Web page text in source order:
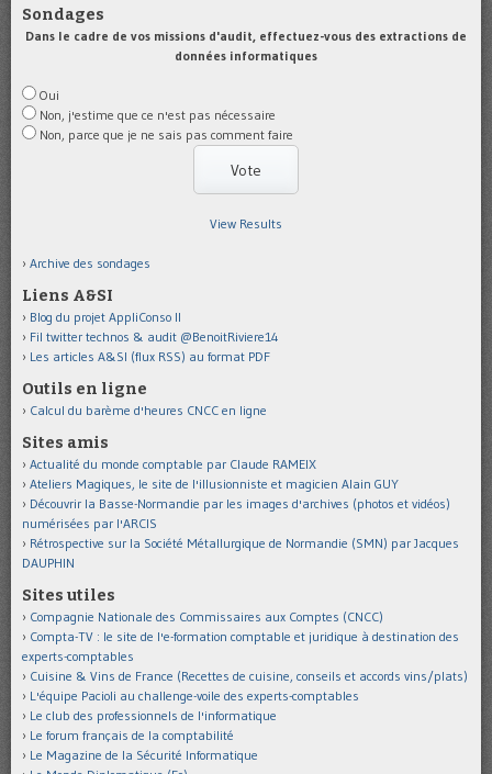
Sondages
Dans le cadre de vos missions d'audit, effectuez-vous des extractions de
données informatiques
Oui
Non, j'estime que ce n'est pas nécessaire
Non, parce que je ne sais pas comment faire
View Results
Archive des sondages
Liens A&SI
Blog du projet AppliConso II
Fil twitter technos & audit @BenoitRiviere14
Les articles A&SI (flux RSS) au format PDF
Outils en ligne
Calcul du barème d'heures CNCC en ligne
Sites amis
Actualité du monde comptable par Claude RAMEIX
Ateliers Magiques, le site de l'illusionniste et magicien Alain GUY
Découvrir la Basse-Normandie par les images d'archives (photos et vidéos)
numérisées par l'ARCIS
Rétrospective sur la Société Métallurgique de Normandie (SMN) par Jacques
DAUPHIN
Sites utiles
Compagnie Nationale des Commissaires aux Comptes (CNCC)
Compta-TV : le site de l'e-formation comptable et juridique à destination des
experts-comptables
Cuisine & Vins de France (Recettes de cuisine, conseils et accords vins/plats)
L'équipe Pacioli au challenge-voile des experts-comptables
Le club des professionnels de l'informatique
Le forum français de la comptabilité
Le Magazine de la Sécurité Informatique